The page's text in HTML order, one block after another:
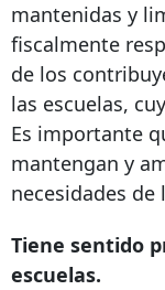
mantenidas y
fiscalmente
de los
las escuelas,
Es importante
mantengan y
necesidades
Tiene sentido
escuelas.